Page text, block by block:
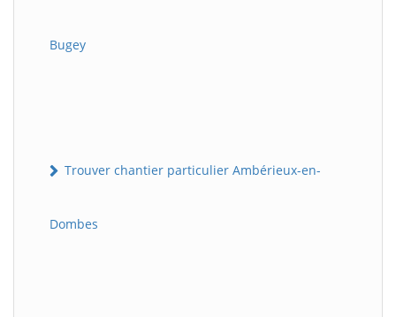
Bugey
Trouver chantier particulier Ambérieux-en-
Dombes